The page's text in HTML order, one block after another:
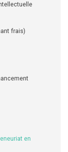
frais)
en